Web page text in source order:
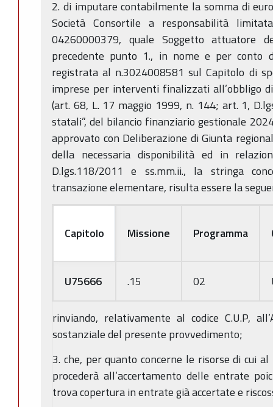
2. di imputare contabilmente la somma di
Società Consortile a responsabilità
04260000379, quale Soggetto attuatore
precedente punto 1., in nome e per conto
registrata al n.3024008581 sul Capitolo di
imprese per interventi finalizzati all’obbligo
(art. 68, L. 17 maggio 1999, n. 144; art. 1,
statali”, del bilancio finanziario gestionale
approvato con Deliberazione di Giunta
della necessaria disponibilità ed in
D.lgs.118/2011 e ss.mm.ii., la stringa
transazione elementare, risulta essere la
Capitolo Missione Programma
U75666 .15 02
rinviando, relativamente al codice C.U.P,
sostanziale del presente provvedimento;
3. che, per quanto concerne le risorse di cui
procederà all’accertamento delle entrate
trova copertura in entrate già accertate e